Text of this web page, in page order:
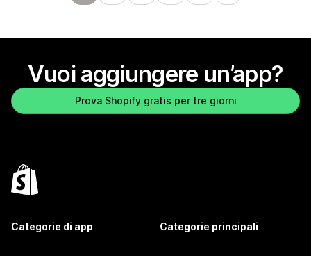
Vuoi aggiungere un’app?
Prova Shopify gratis per tre giorni
Categorie di app Categorie principali